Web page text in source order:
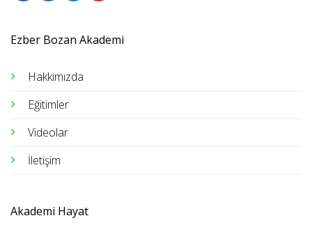
Ezber Bozan Akademi
Hakkımızda
Eğitimler
Videolar
İletişim
Akademi Hayat